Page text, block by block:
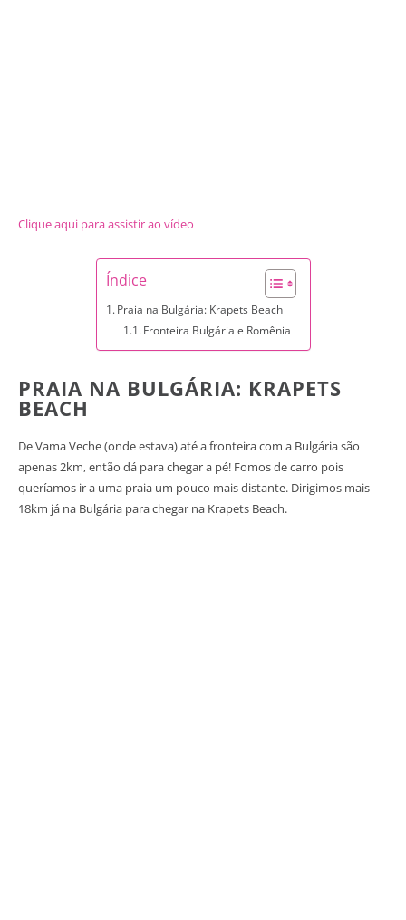
Clique aqui para assistir ao vídeo
Índice
Praia na Bulgária: Krapets Beach
Fronteira Bulgária e Romênia
PRAIA NA BULGÁRIA: KRAPETS
BEACH
De Vama Veche (onde estava) até a fronteira com a Bulgária são
apenas 2km, então dá para chegar a pé! Fomos de carro pois
queríamos ir a uma praia um pouco mais distante. Dirigimos mais
18km já na Bulgária para chegar na Krapets Beach.